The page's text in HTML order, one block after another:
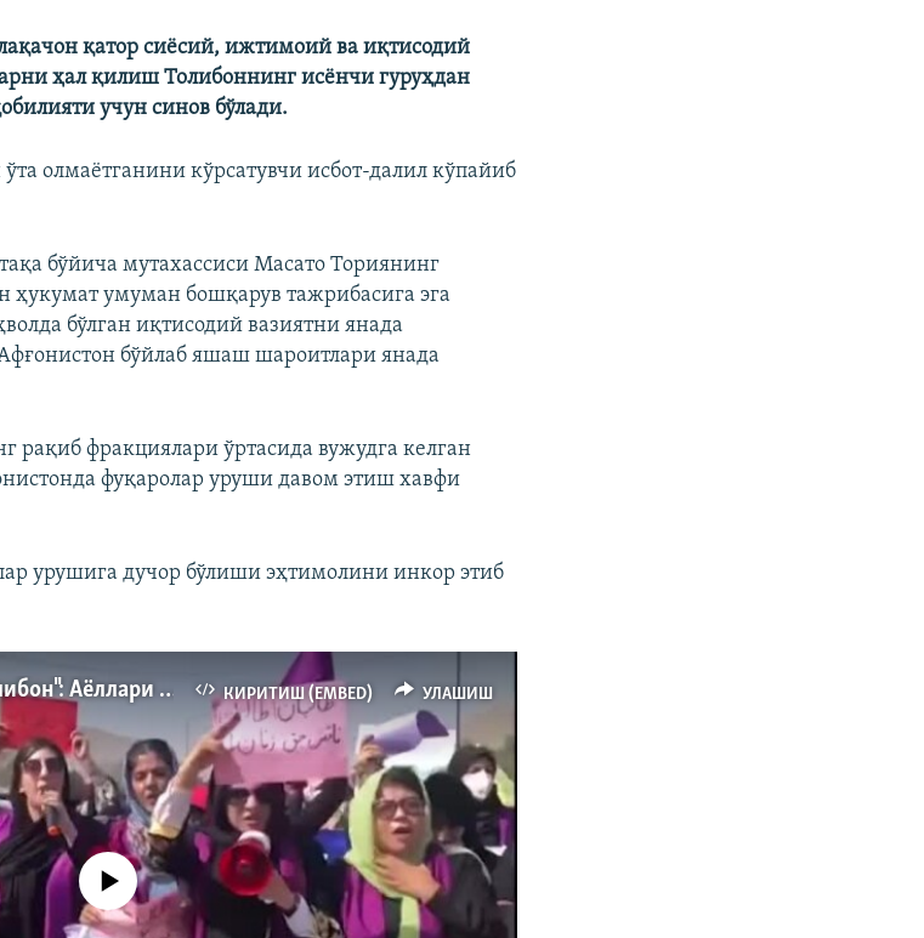
қатор сиёсий, ижтимоий ва иқтисодий
ҳал қилиш Толибоннинг исёнчи гуруҳдан
учун синов бўлади.
олмаётганини кўрсатувчи исбот-далил кўпайиб
бўйича мутахассиси Масато Ториянинг
ҳукумат умуман бошқарув тажрибасига эга
бўлган иқтисодий вазиятни янада
бўйлаб яшаш шароитлари янада
рақиб фракциялари ўртасида вужудга келган
фуқаролар уруши давом этиш хавфи
урушига дучор бўлиши эҳтимолини инкор этиб
КИРИТИШ (EMBED) УЛАШИШ
"Янги Ўзбекистон"-"Янги Толибон": Аёллари тан олмаган Толибонни илк Тошкент қутлади
медиа-манба мавжуд эмас